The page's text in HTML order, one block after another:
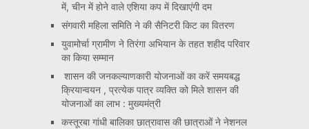
में, चीन में होने वाले एशिया कप में दिखाएंगी दम
संगवारी महिला समिति ने की सैनिटरी किट का वितरण
युवामोर्चा ग्रामीण ने तिरंगा अभियान के तहत शहीद परिवार
का किया सम्मान
शासन की जनकल्याणकारी योजनाओं का करें समयबद्ध
क्रियान्वयन , प्रत्येक पात्र व्यक्ति को मिले शासन की
योजनाओं का लाभ : मुख्यमंत्री
कस्तूरबा गांधी बालिका छात्रावास की छात्राओं ने नेशनल